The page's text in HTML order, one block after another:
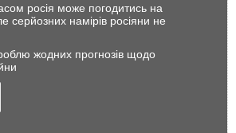
росія може погодитись на
серйозних намірів росіяни не
жодних прогнозів щодо